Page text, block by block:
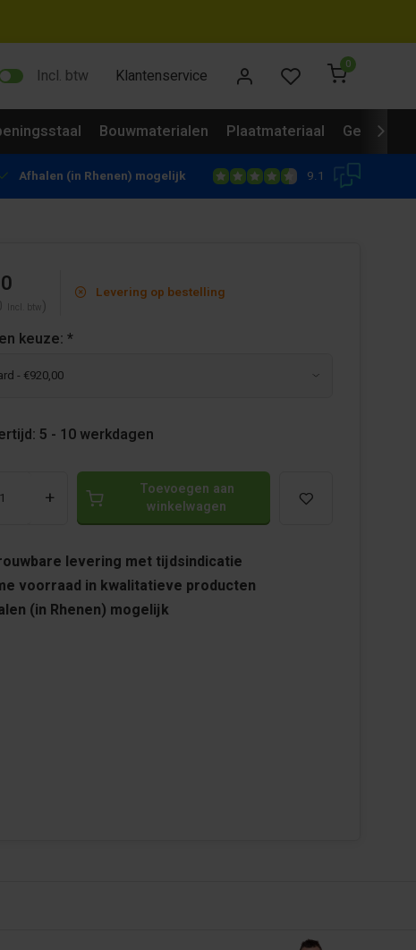
Incl. btw Klantenservice
0
Bouwmaterialen Plaatmateriaal
Afhalen (in Rhenen) mogelijk 9.1
Incl. btw )
Levering op bestelling
keuze: *
5 - 10 werkdagen
+
Toevoegen aan
winkelwagen
levering met tijdsindicatie
voorraad in kwalitatieve producten
(in Rhenen) mogelijk